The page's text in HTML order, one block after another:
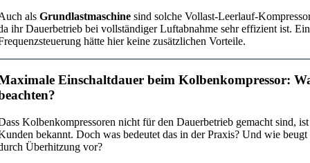
alsGrundlastmaschine sind solche Vollast-Leerlauf-
ihr Dauerbetrieb bei vollständiger Luftabnahme sehr effizient ist.
hätte hier keine zusätzlichen Vorteile.
Einschaltdauer beim Kolbenkompressor:
Kolbenkompressoren nicht für den Dauerbetrieb gemacht sind,
bekannt. Doch was bedeutet das in der Praxis? Und wie beugt
Überhitzung vor?